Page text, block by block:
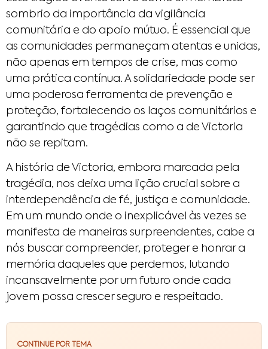
sombrio da importância da vigilância
comunitária e do apoio mútuo. É essencial que
as comunidades permaneçam atentas e unidas,
não apenas em tempos de crise, mas como
uma prática contínua. A solidariedade pode ser
uma poderosa ferramenta de prevenção e
proteção, fortalecendo os laços comunitários e
garantindo que tragédias como a de Victoria
não se repitam.
A história de Victoria, embora marcada pela
tragédia, nos deixa uma lição crucial sobre a
interdependência de fé, justiça e comunidade.
Em um mundo onde o inexplicável às vezes se
manifesta de maneiras surpreendentes, cabe a
nós buscar compreender, proteger e honrar a
memória daqueles que perdemos, lutando
incansavelmente por um futuro onde cada
jovem possa crescer seguro e respeitado.
CONTINUE POR TEMA